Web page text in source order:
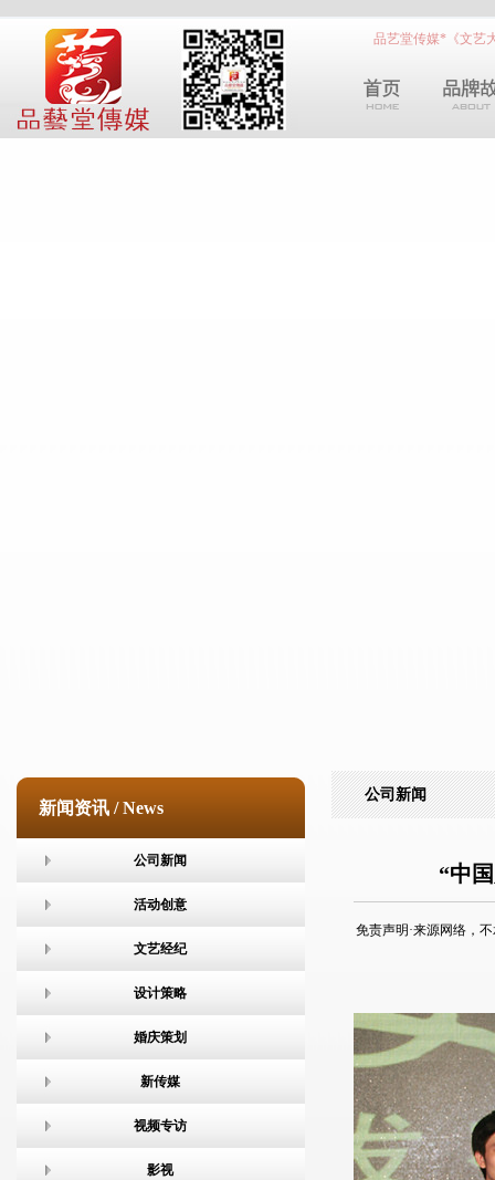
品艺堂传媒*《文艺
新闻资讯 / News
公司新闻
活动创意
文艺经纪
设计策略
婚庆策划
新传媒
视频专访
影视
公司新闻
“中
免责声明·来源网络，不